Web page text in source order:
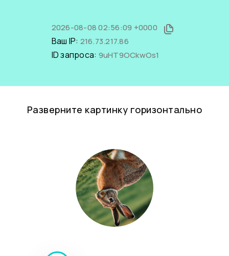
2026-08-08 02:56:09 +0000
Ваш IP: 216.73.217.86
ID запроса: 9uHT9OCkwOs1
Разверните картинку горизонтально